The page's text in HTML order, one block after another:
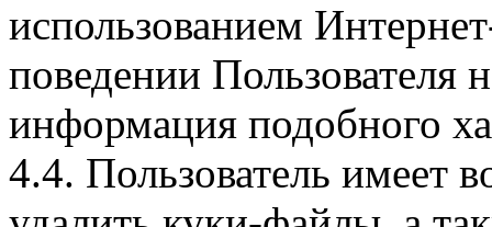
использованием
поведении Пользователя
информация подобного
4.4. Пользователь имеет